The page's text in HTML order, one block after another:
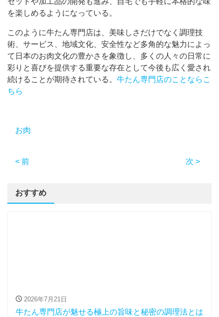
を楽しめるようになっている。
このように牛たん専門店は、美味しさだけでなく調理技
術、サービス、地域文化、安全性など多角的な魅力によっ
て日本のお肉文化の豊かさを象徴し、多くの人々の日常に
彩りと喜びを提供する重要な存在として今後も広く愛され
続けることが期待されている。 牛たん専門店のことならこ
ちら
お肉
< 前 次 >
おすすめ
2026年7月21日
牛たん専門店が魅せる極上の旨味と秘密の調理法とは